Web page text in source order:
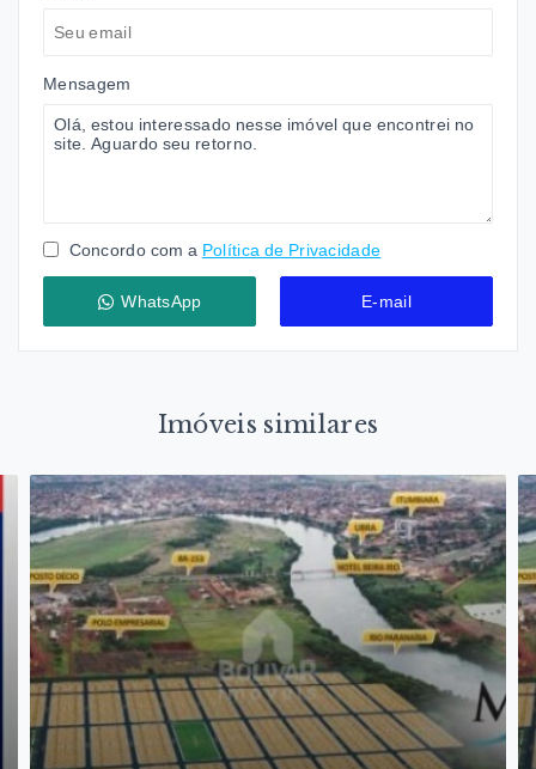
Mensagem
Concordo com a Política de Privacidade
WhatsApp E-mail
Imóveis similares